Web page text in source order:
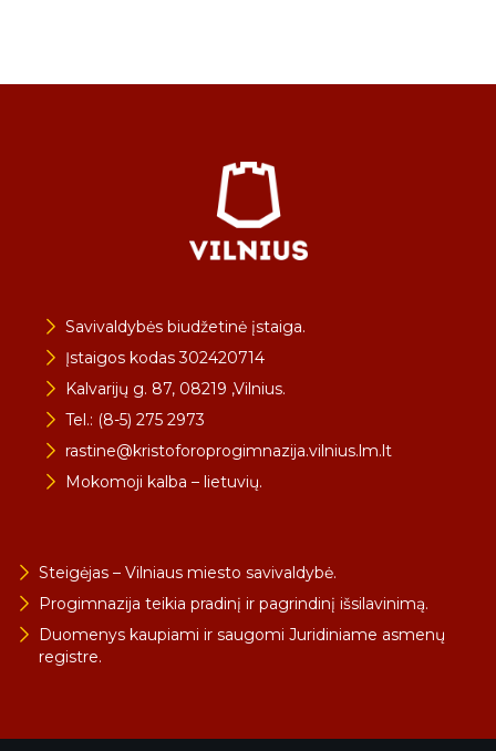
Savivaldybės biudžetinė įstaiga.
Įstaigos kodas 302420714
Kalvarijų g. 87, 08219 ,Vilnius.
Tel.: (8-5) 275 2973
rastine@kristoforoprogimnazija.vilnius.lm.lt
Mokomoji kalba – lietuvių.
Steigėjas – Vilniaus miesto savivaldybė.
Progimnazija teikia pradinį ir pagrindinį išsilavinimą.
Duomenys kaupiami ir saugomi Juridiniame asmenų
registre.